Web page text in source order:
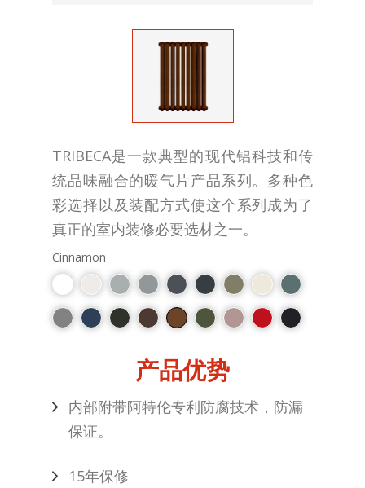
TRIBECA是一款典型的现代铝科技和传
统品味融合的暖气片产品系列。多种色
彩选择以及装配方式使这个系列成为了
真正的室内装修必要选材之一。
Cinnamon
产品优势
内部附带阿特伦专利防腐技术，防漏
保证。
15年保修